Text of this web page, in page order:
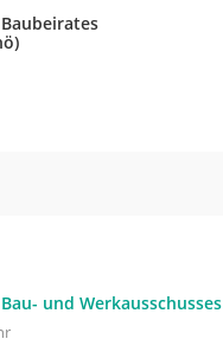
und Werkausschusses